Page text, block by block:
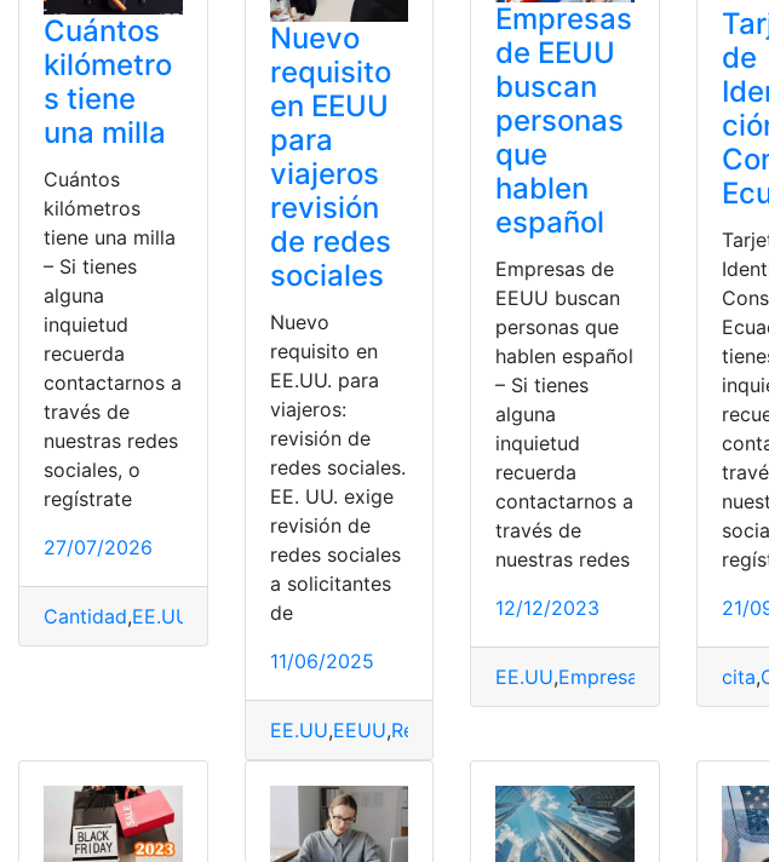
Cuántos
kilómetro
s tiene
una milla
Cuántos
kilómetros
tiene una milla
– Si tienes
alguna
inquietud
recuerda
contactarnos a
través de
nuestras redes
sociales, o
regístrate
27/07/2026
Cantidad,EE.UU Kilometraje Sistema
Nuevo
requisito
en EEUU
para
viajeros
revisión
de redes
sociales
Nuevo
requisito en
EE.UU. para
viajeros:
revisión de
redes sociales.
EE. UU. exige
revisión de
redes sociales
a solicitantes
de
11/06/2025
EE.UU,EEUU,Redes
Empresas
de EEUU
buscan
personas
que
hablen
español
Empresas de
EEUU buscan
personas que
hablen español
– Si tienes
alguna
inquietud
recuerda
contactarnos a
través de
nuestras redes
12/12/2023
EE.UU,Empresa
de
21/
cita,